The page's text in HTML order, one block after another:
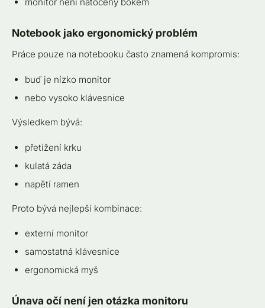
monitor není natočený bokem
Notebook jako ergonomický problém
Práce pouze na notebooku často znamená kompromis:
buď je nízko monitor
nebo vysoko klávesnice
Výsledkem bývá:
přetížení krku
kulatá záda
napětí ramen
Proto bývá nejlepší kombinace:
externí monitor
samostatná klávesnice
ergonomická myš
Únava očí není jen otázka monitoru